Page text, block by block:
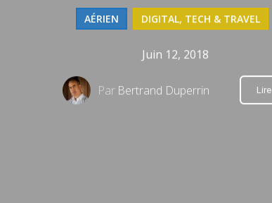
AÉRIEN DIGITAL, TECH & TRAVEL
Juin 12, 2018
Par Bertrand Duperrin Lire